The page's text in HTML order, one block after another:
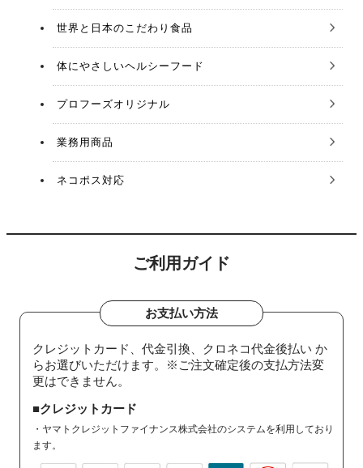
世界と日本のこだわり食品
体にやさしいヘルシーフード
プロフーズオリジナル
業務用商品
ネコポス対応
ご利用ガイド
お支払い方法
クレジットカード、代金引換、クロネコ代金後払い か
らお選びいただけます。※ご注文確定後の支払方法変
更はできません。
■クレジットカード
・ヤマトクレジットファイナンス株式会社のシステムを利用しており
ます。